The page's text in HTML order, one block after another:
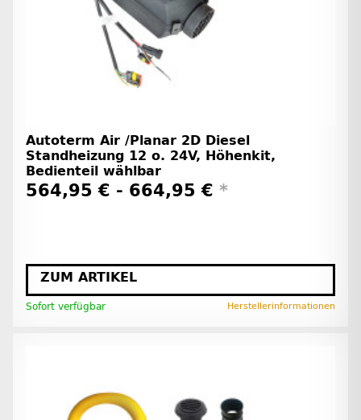
Autoterm Air /Planar 2D Diesel
Standheizung 12 o. 24V, Höhenkit,
Bedienteil wählbar
564,95 € - 664,95 € *
ZUM ARTIKEL
Sofort verfügbar Herstellerinformationen